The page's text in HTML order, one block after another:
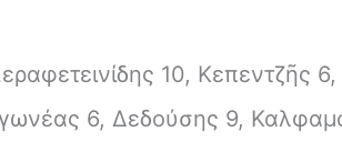
10, Κεπεντζῆς 6,
6, Δεδούσης 9,